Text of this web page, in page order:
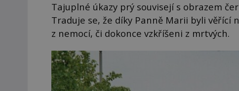
Tajuplné úkazy prý souvisejí s obrazem
Traduje se, že díky Panně Marii byli
z nemocí, či dokonce vzkříšeni z mrtvých.